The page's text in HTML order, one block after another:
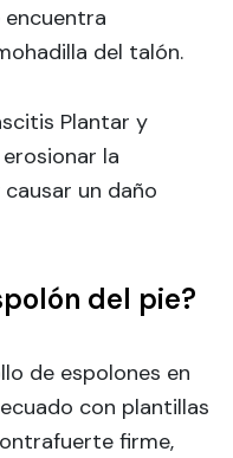
del talón.
Plantar y
la
un daño
del pie?
de espolones en
con plantillas
firme,